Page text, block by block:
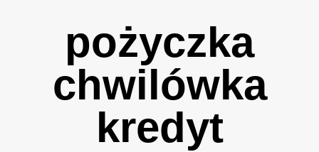
pożyczka
chwilówka
kredyt